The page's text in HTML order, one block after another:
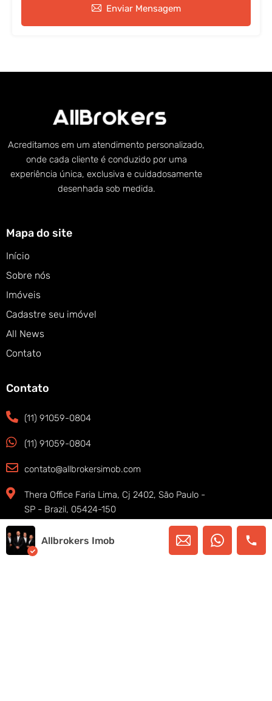
Enviar Mensagem
Acreditamos em um atendimento personalizado,
onde cada cliente é conduzido por uma
experiência única, exclusiva e cuidadosamente
desenhada sob medida.
Mapa do site
Início
Sobre nós
Imóveis
Cadastre seu imóvel
All News
Contato
Contato
(11) 91059-0804
(11) 91059-0804
contato@allbrokersimob.com
Thera Office Faria Lima, Cj 2402, São Paulo -
SP - Brazil, 05424-150
Allbrokers Imob